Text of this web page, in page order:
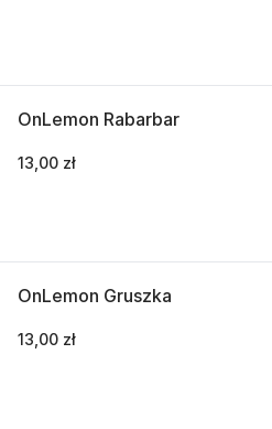
OnLemon Rabarbar
13,00 zł
OnLemon Gruszka
13,00 zł